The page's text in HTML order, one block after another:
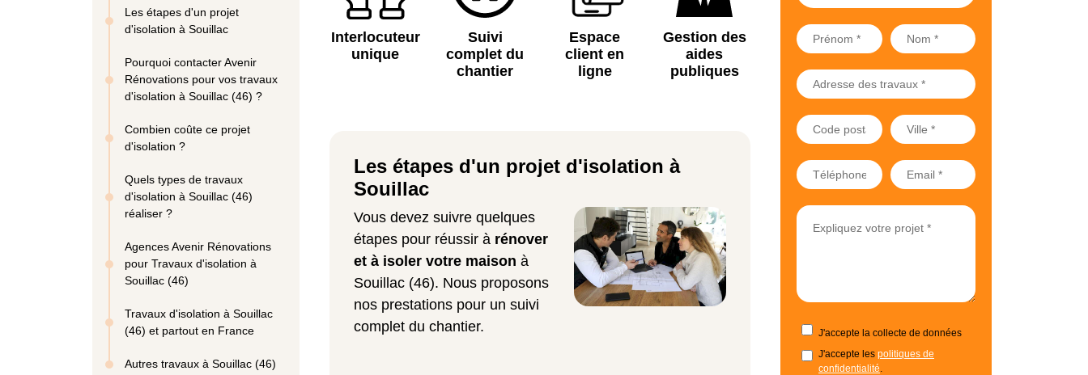
Les étapes d'un projet
d'isolation à Souillac
Pourquoi contacter Avenir
Rénovations pour vos travaux
d'isolation à Souillac (46) ?
Combien coûte ce projet
d'isolation ?
Quels types de travaux
d'isolation à Souillac (46)
réaliser ?
Agences Avenir Rénovations
pour Travaux d'isolation à
Souillac (46)
Travaux d'isolation à Souillac
(46) et partout en France
Autres travaux à Souillac (46)
Interlocuteur
unique
Suivi
complet du
chantier
Espace
client en
ligne
Gestion des
aides
publiques
Les étapes d'un projet d'isolation à
Souillac
Vous devez suivre quelques
étapes pour réussir à rénover
et à isoler votre maison à
Souillac (46). Nous proposons
nos prestations pour un suivi
complet du chantier.
J'accepte la collecte de données
J'accepte les politiques de
confidentialité.